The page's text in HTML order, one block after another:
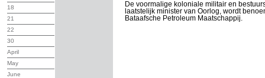
18
21
22
30
April
May
June
De voormalige koloniale militair en
laatstelijk minister van Oorlog, wordt
Bataafsche Petroleum Maatschappij.